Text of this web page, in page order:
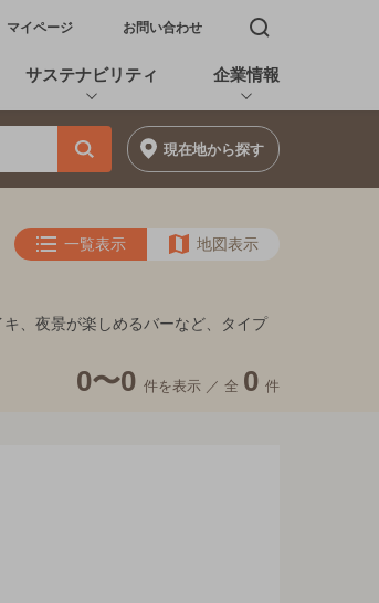
ィンドウで開く
マイページ お問い合わせ 検索窓を開く
サステナビリティ 企業情報
現在地から探す
一覧表示 地図表示
、夜景が楽しめるバーなど、タイプ
0〜0 件を表示 ／ 全 0 件